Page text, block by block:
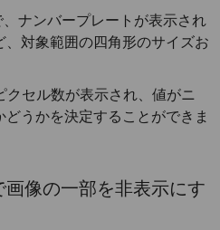
ナンバープレートが表示され
対象範囲の四角形のサイズお
クセル数が表示され、値がニ
うかを決定することができま
像の一部を非表示にす